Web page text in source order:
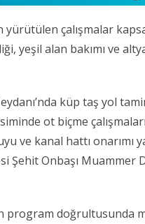
çalışmalar
yeşil alan bakımı ve
küp taş yol
ot biçme
ve kanal hattı onarımı
Şehit Onbaşı Muammer
program doğrultusunda